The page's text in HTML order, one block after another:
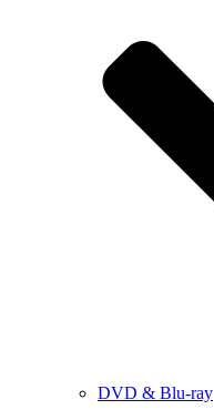
DVD & Blu-ray